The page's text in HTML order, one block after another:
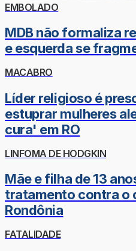
EMBOLADO
MDB não formaliza
e esquerda se
MACABRO
Líder religioso é
estuprar mulheres
cura' em RO
LINFOMA DE HODGKIN
Mãe e filha de 13
tratamento contra o
Rondônia
FATALIDADE